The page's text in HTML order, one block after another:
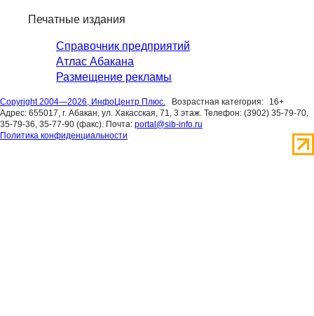
Печатные издания
Справочник предприятий
Атлас Абакана
Размещение рекламы
Copyright 2004—2026, ИнфоЦентр Плюс. Возрастная категория:
16+
Адрес: 655017, г. Абакан, ул. Хакасская, 71, 3 этаж. Телефон: (3902) 35-79-70,
35-79-36, 35-77-90 (факс). Почта: portal@sib-info.ru
Политика конфиденциальности